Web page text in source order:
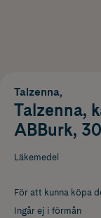
Talzenna,
Talzenna,
ABBurk,
Läkemedel
För att kunna köpa
Ingår ej i förmån